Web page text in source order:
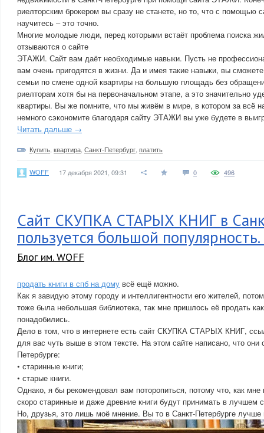
риелторским брокером вы сразу не станете, но то, что с
научитесь – это точно.
Многие молодые люди, перед которыми встаёт проблема поиска
отзываются о сайте
ЭТАЖИ. Сайт вам даёт необходимые навыки. Пусть не
вам очень пригодятся в жизни. Да и имея такие навыки, вы
семьи по смене одной квартиры на большую площадь без
риелторам хотя бы на первоначальном этапе, а это значительно
квартиры. Вы же помните, что мы живём в мире, в котором за всё
немного сэкономите благодаря сайту ЭТАЖИ вы уже будете в
Читать дальше →
Купить квартира Санкт-Петербург платить
WOFF 17 декабря 2021, 09:31 0 496
Сайт СКУПКА СТАРЫХ КНИГ в
пользуется большой
Блог им. WOFF
продать книги в спб на дому всё ещё можно.
Как я завидую этому городу и интеллигентности его жителей,
тоже была небольшая библиотека, так мне пришлось её продать
понадобились.
Дело в том, что в интернете есть сайт СКУПКА СТАРЫХ КНИГ,
для вас чуть выше в этом тексте. На этом сайте написано, что они
Петербурге:
• старинные книги;
• старые книги.
Однако, я бы рекомендовал вам поторопиться, потому что, как
скоро старинные и даже древние книги будут принимать в лучшем
Но, друзья, это лишь моё мнение. Вы то в Санкт-Петербурге лучше